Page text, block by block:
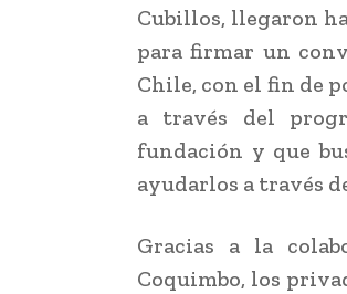
Cubillos, llegaron
para firmar un
Chile, con el fin de
a través del
fundación y que
ayudarlos a través
Gracias a la
Coquimbo, los